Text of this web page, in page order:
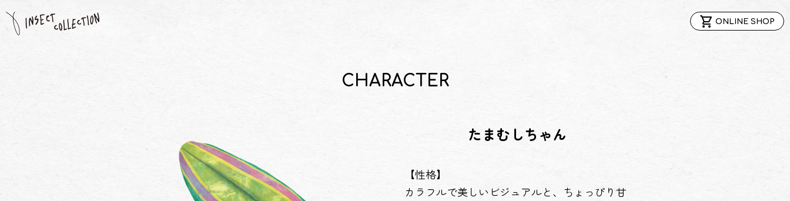
shopping_cart ONLINE SHOP
CHARACTER
たまむしちゃん
【性格】
カラフルで美しいビジュアルと、ちょっぴり甘